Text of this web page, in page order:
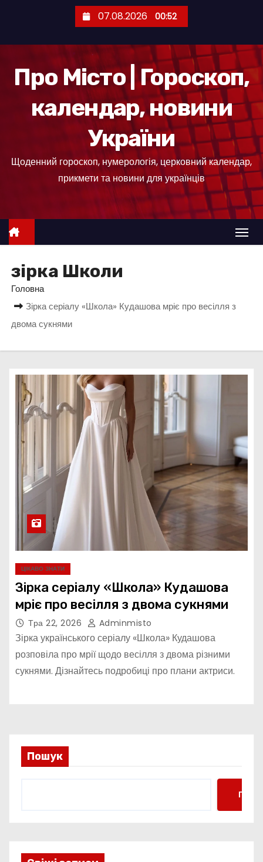
е
07.08.2026 00:52
Про Місто | Гороскоп,
календар, новини
України
Щоденний гороскоп, нумерологія, церковний календар,
прикмети та новини для українців
зірка Школи
Головна
Зірка серіалу «Школа» Кудашова мріє про весілля з
двома сукнями
ЦІКАВО ЗНАТИ
Зірка серіалу «Школа» Кудашова
мріє про весілля з двома сукнями
Тра 22, 2026 Adminmisto
Зірка українського серіалу «Школа» Кудашова
розповіла про мрії щодо весілля з двома різними
сукнями. Дізнайтесь подробиці про плани актриси.
Пошук